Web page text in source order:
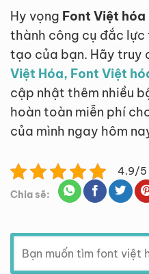
Hy vọng Font Việt hóa
thành công cụ đắc lực
tạo của bạn. Hãy truy
Việt Hóa, Font Việt
cập nhật thêm nhiều
hoàn toàn miễn phí
của mình ngay hôm
4.9/5
Chia sẽ:
Tìm
kiếm: